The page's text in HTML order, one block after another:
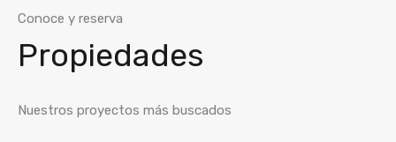
Conoce y reserva
Propiedades
Nuestros proyectos más buscados